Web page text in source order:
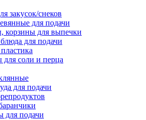
закусок/снеков
для подачи
корзины для выпечки
для подачи
соли и перца
для подачи
для подачи